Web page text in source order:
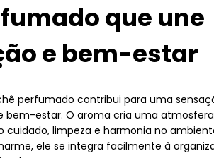
que une
e bem-estar
perfumado contribui para uma
bem-estar. O aroma cria uma atmosfera
cuidado, limpeza e harmonia no
ele se integra facilmente à